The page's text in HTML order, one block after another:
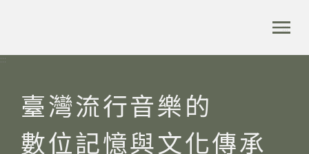
要
內
:::
:::
音樂資料庫搜尋
臺灣流行音樂的
數位記憶與文化傳承
首頁
音樂資料庫